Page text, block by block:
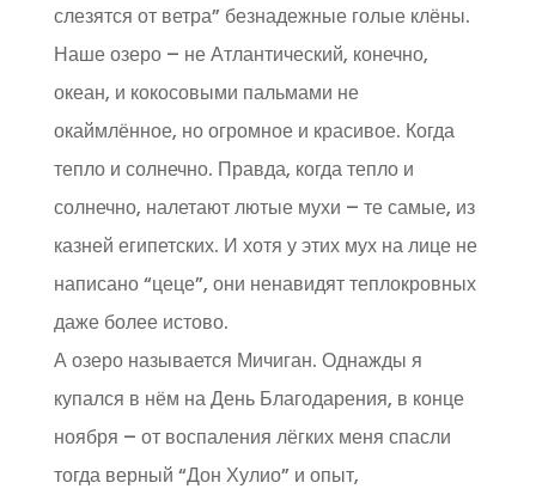
слезятся от ветра” безнадежные голые клёны.
Наше озеро – не Атлантический, конечно,
океан, и кокосовыми пальмами не
окаймлённое, но огромное и красивое. Когда
тепло и солнечно. Правда, когда тепло и
солнечно, налетают лютые мухи – те самые, из
казней египетских. И хотя у этих мух на лице не
написано “цеце”, они ненавидят теплокровных
даже более истово.
А озеро называется Мичиган. Однажды я
купался в нём на День Благодарения, в конце
ноября – от воспаления лёгких меня спасли
тогда верный “Дон Хулио” и опыт,